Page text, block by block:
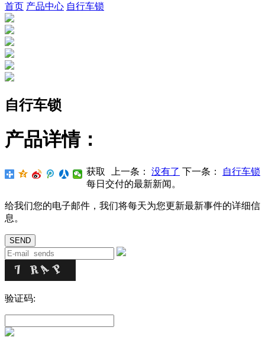
首页 产品中心 自行车锁
自行车锁
产品详情：
上一条： 没有了 下一条： 自行车锁
获取
每日交付的最新新闻。
给我们您的电子邮件，我们将每天为您更新最新事件的详细信
息。
验证码: